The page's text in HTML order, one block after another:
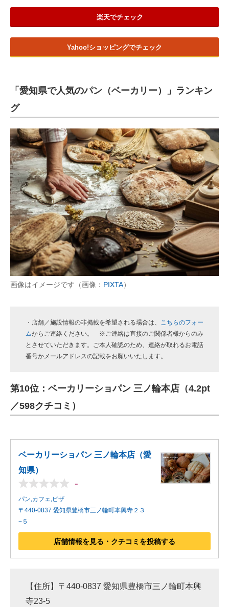
楽天でチェック
Yahoo!ショッピングでチェック
「愛知県で人気のパン（ベーカリー）」ランキン
グ
画像はイメージです（画像： PIXTA）
・店舗／施設情報の非掲載を希望される場合は、 こちらのフォー
ムからご連絡ください。 ※ご連絡は直接のご関係者様からのみ
とさせていただきます。ご本人確認のため、連絡が取れるお電話
番号かメールアドレスの記載をお願いいたします。
第10位：ベーカリーショパン 三ノ輪本店（4.2pt
／598クチコミ）
ベーカリーショパン 三ノ輪本店（愛
知県）
-
パン,カフェ,ピザ
〒440-0837 愛知県豊橋市三ノ輪町本興寺２３
−５
店舗情報を見る・クチコミを投稿する
【住所】〒440-0837 愛知県豊橋市三ノ輪町本興
寺23-5